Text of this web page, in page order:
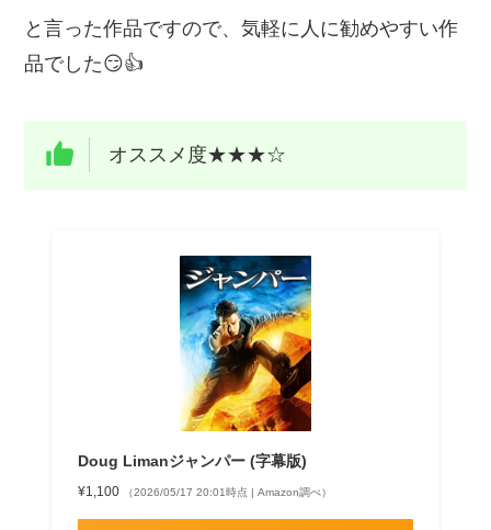
と言った作品ですので、気軽に人に勧めやすい作
品でした😏👍
オススメ度★★★☆
Doug Limanジャンパー (字幕版)
¥1,100 （2026/05/17 20:01時点 | Amazon調べ）